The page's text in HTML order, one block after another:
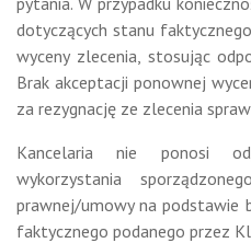
dotyczących stanu
wyceny zlecenia, stosując
Brak akceptacji ponownej
za rezygnację ze zlecenia
Kancelaria nie ponosi
wykorzystania
prawnej/umowy na podstawie
faktycznego podanego przez